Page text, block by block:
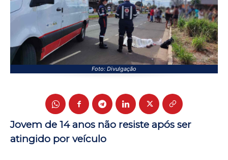
Foto: Divulgação
Jovem de 14 anos não resiste após ser
atingido por veículo